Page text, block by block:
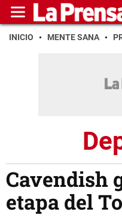
INICIO MENTE SANA
Cavendish
etapa del